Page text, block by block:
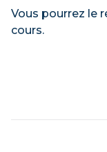
Vous pourrez le
cours.